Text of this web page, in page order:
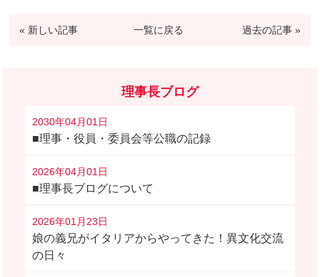
« 新しい記事 一覧に戻る 過去の記事 »
理事長ブログ
2030年04月01日
■理事・役員・委員会等公職の記録
2026年04月01日
■理事長ブログについて
2026年01月23日
娘の義兄がイタリアからやってきた！異文化交流
の日々